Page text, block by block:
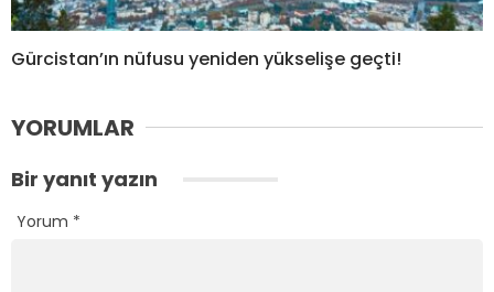
Gürcistan’ın nüfusu yeniden yükselişe geçti!
YORUMLAR
Bir yanıt yazın
Yorum *